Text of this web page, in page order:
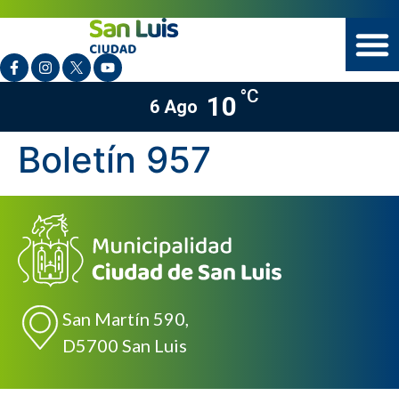
6 Ago 10 °C
Boletín 957
San Martín 590,
D5700 San Luis